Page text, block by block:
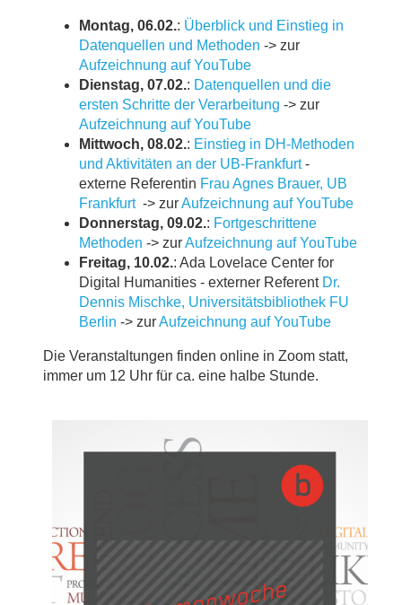
Montag, 06.02.: Überblick und Einstieg in
Datenquellen und Methoden -> zur
Aufzeichnung auf YouTube
Dienstag, 07.02.: Datenquellen und die
ersten Schritte der Verarbeitung -> zur
Aufzeichnung auf YouTube
Mittwoch, 08.02.: Einstieg in DH-Methoden
und Aktivitäten an der UB-Frankfurt-
externe Referentin Frau Agnes Brauer, UB
Frankfurt-> zurAufzeichnung auf YouTube
Donnerstag, 09.02.: Fortgeschrittene
Methoden -> zurAufzeichnung auf YouTube
Freitag, 10.02.: Ada Lovelace Center for
Digital Humanities - externer Referent Dr.
Dennis Mischke, Universitätsbibliothek FU
Berlin -> zurAufzeichnung auf YouTube
Die Veranstaltungen finden online in Zoom statt,
immer um 12 Uhr für ca. eine halbe Stunde.